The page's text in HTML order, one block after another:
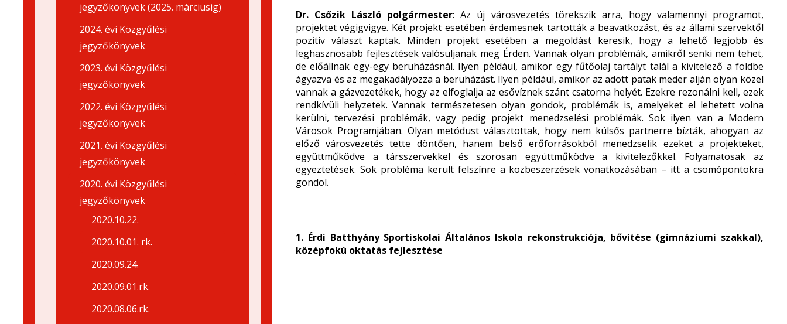
Dr. Csőzik László polgármester: Az új városvezetés törekszik arra, hogy valamennyi programot,
projektet végigvigye. Két projekt esetében érdemesnek tartották a beavatkozást, és az állami szervektől
pozitív választ kaptak. Minden projekt esetében a megoldást keresik, hogy a lehető legjobb és
leghasznosabb fejlesztések valósuljanak meg Érden. Vannak olyan problémák, amikről senki nem tehet,
de előállnak egy-egy beruházásnál. Ilyen például, amikor egy fűtőolaj tartályt talál a kivitelező a földbe
ágyazva és az megakadályozza a beruházást. Ilyen például, amikor az adott patak meder alján olyan közel
vannak a gázvezetékek, hogy az elfoglalja az esővíznek szánt csatorna helyét. Ezekre rezonálni kell, ezek
rendkívüli helyzetek. Vannak természetesen olyan gondok, problémák is, amelyeket el lehetett volna
kerülni, tervezési problémák, vagy pedig projekt menedzselési problémák. Sok ilyen van a Modern
Városok Programjában. Olyan metódust választottak, hogy nem külsős partnerre bízták, ahogyan az
előző városvezetés tette döntően, hanem belső erőforrásokból menedzselik ezeket a projekteket,
együttműködve a társszervekkel és szorosan együttműködve a kivitelezőkkel. Folyamatosak az
egyeztetések. Sok probléma került felszínre a közbeszerzések vonatkozásában – itt a csomópontokra
gondol.
1. Érdi Batthyány Sportiskolai Általános Iskola rekonstrukciója, bővítése (gimnáziumi szakkal),
középfokú oktatás fejlesztése
jegyzőkönyvek (2025. márciusig)
2024. évi Közgyűlési
jegyzőkönyvek
2023. évi Közgyűlési
jegyzőkönyvek
2022. évi Közgyűlési
jegyzőkönyvek
2021. évi Közgyűlési
jegyzőkönyvek
2020. évi Közgyűlési
jegyzőkönyvek
2020.10.22.
2020.10.01. rk.
2020.09.24.
2020.09.01.rk.
2020.08.06.rk.